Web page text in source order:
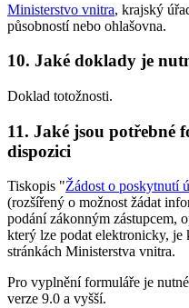
Ministerstvo vnitra, krajský
působností nebo ohlašovna.
10. Jaké doklady je
Doklad totožnosti.
11. Jaké jsou potřebné
dispozici
Tiskopis "Žádost o poskytnutí
(rozšířený o možnost žádat
podání zákonným zástupcem,
který lze podat elektronicky, je
stránkách Ministerstva vnitra.
Pro vyplnění formuláře je
verze 9.0 a vyšší.